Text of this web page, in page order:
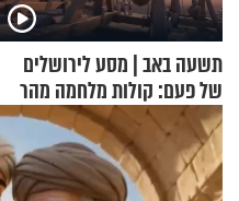
תשעה באב | מסע לירושלים
של פעם: קולות מלחמה מהר
הזיתים